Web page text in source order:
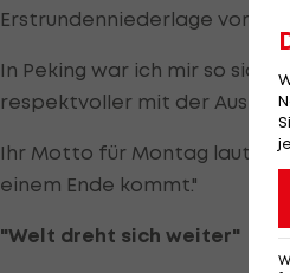
Erstrundenniederlage vor
In Peking war ich mir so
respektvoller mit der
Ihr Motto für Montag lautet:
einem Ende kommt."
"Welt dreht sich weiter"